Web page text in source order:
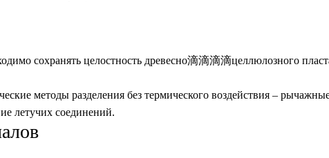
сохранять целостность древесно滴滴滴滴целлюлозного
методы разделения без термического воздействия –
летучих соединений.